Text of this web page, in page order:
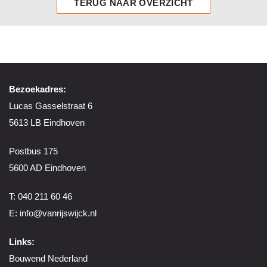
TERUG NAAR OVERZICHT
Bezoekadres:
Lucas Gasselstraat 6
5613 LB Eindhoven
Postbus 175
5600 AD Eindhoven
T: 040 211 60 46
E: info@vanrijswijck.nl
Links:
Bouwend Nederland